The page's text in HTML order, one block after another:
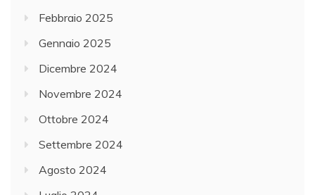
Febbraio 2025
Gennaio 2025
Dicembre 2024
Novembre 2024
Ottobre 2024
Settembre 2024
Agosto 2024